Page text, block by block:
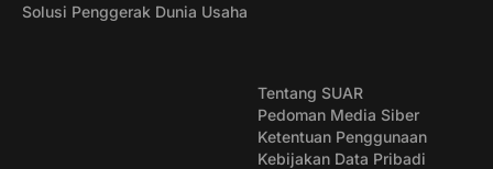
Solusi Penggerak Dunia Usaha
Tentang SUAR
Pedoman Media Siber
Ketentuan Penggunaan
Kebijakan Data Pribadi